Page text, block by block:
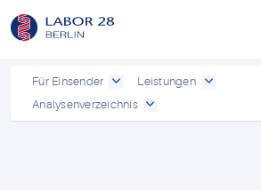
Für Einsender
Leistungen
Analysenverzeichnis